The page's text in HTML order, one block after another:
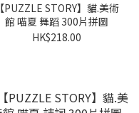
【PUZZLE STORY】貓.美術
館 喵夏 舞蹈 300片拼圖
HK$218.00